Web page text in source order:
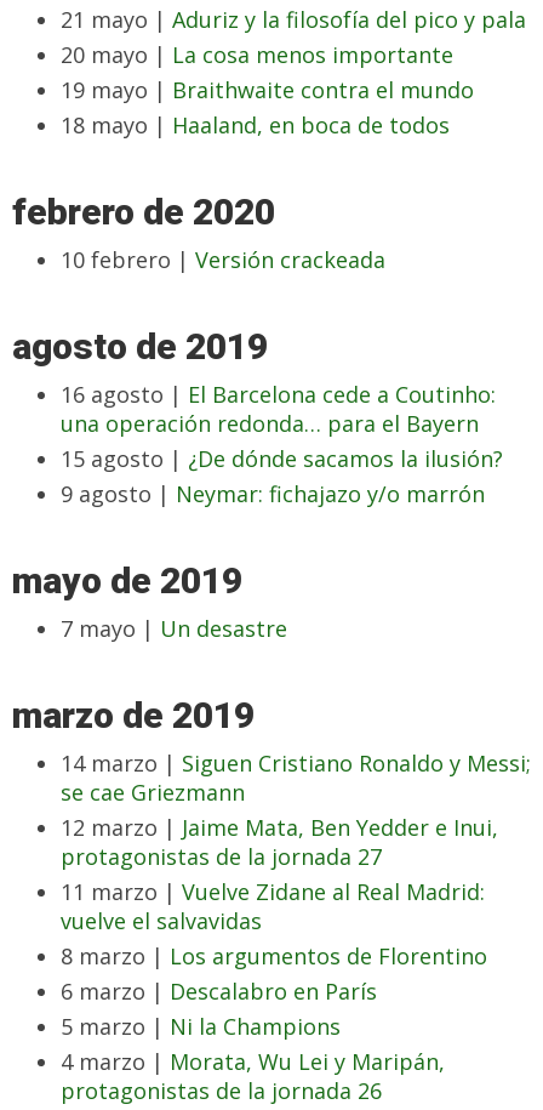
21 mayo | Aduriz y la filosofía del pico y pala
20 mayo | La cosa menos importante
19 mayo | Braithwaite contra el mundo
18 mayo | Haaland, en boca de todos
febrero de 2020
10 febrero | Versión crackeada
agosto de 2019
16 agosto | El Barcelona cede a Coutinho:
una operación redonda… para el Bayern
15 agosto | ¿De dónde sacamos la ilusión?
9 agosto | Neymar: fichajazo y/o marrón
mayo de 2019
7 mayo | Un desastre
marzo de 2019
14 marzo | Siguen Cristiano Ronaldo y Messi;
se cae Griezmann
12 marzo | Jaime Mata, Ben Yedder e Inui,
protagonistas de la jornada 27
11 marzo | Vuelve Zidane al Real Madrid:
vuelve el salvavidas
8 marzo | Los argumentos de Florentino
6 marzo | Descalabro en París
5 marzo | Ni la Champions
4 marzo | Morata, Wu Lei y Maripán,
protagonistas de la jornada 26